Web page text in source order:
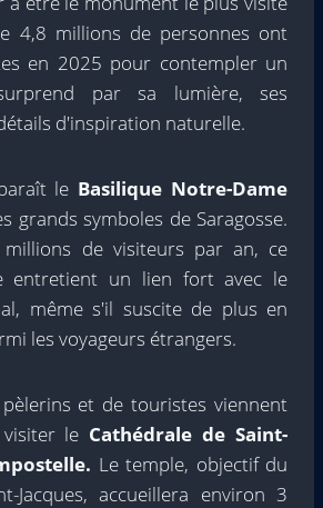
4,8 millions de personnes ont
en 2025 pour contempler un
par sa lumière, ses
d'inspiration naturelle.
le Basilique Notre-Dame
grands symboles de Saragosse.
de visiteurs par an, ce
entretient un lien fort avec le
même s'il suscite de plus en
les voyageurs étrangers.
et de touristes viennent
le Cathédrale de Saint-
Le temple, objectif du
Jacques, accueillera environ 3